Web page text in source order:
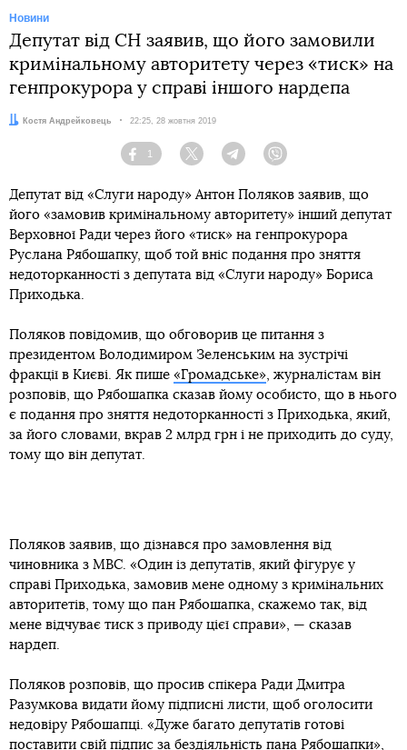
Новини
Депутат від СН заявив, що його замовили
кримінальному авторитету через «тиск» на
генпрокурора у справі іншого нардепа
Автор:Костя Андрейковець Дата:
22:25, 28 жовтня 2019
Facebook
1
Twitter TelegramViber
Депутат від «Слуги народу» Антон Поляков заявив, що
його «замовив кримінальному авторитету» інший депутат
Верховної Ради через його «тиск» на генпрокурора
Руслана Рябошапку, щоб той вніс подання про зняття
недоторканності з депутата від «Слуги народу» Бориса
Приходька.
Поляков повідомив, що обговорив це питання з
президентом Володимиром Зеленським на зустрічі
фракції в Києві. Як пише «Громадське» , журналістам він
розповів, що Рябошапка сказав йому особисто, що в нього
є подання про зняття недоторканності з Приходька, який,
за його словами, вкрав 2 млрд грн і не приходить до суду,
тому що він депутат.
Поляков заявив, що дізнався про замовлення від
чиновника з МВС. «Один із депутатів, який фігурує у
справі Приходька, замовив мене одному з кримінальних
авторитетів, тому що пан Рябошапка, скажемо так, від
мене відчуває тиск з приводу цієї справи», — сказав
нардеп.
Поляков розповів, що просив спікера Ради Дмитра
Разумкова видати йому підписні листи, щоб оголосити
недовіру Рябошапці. «Дуже багато депутатів готові
поставити свій підпис за бездіяльність пана Рябошапки»,